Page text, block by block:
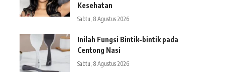
Kesehatan
Sabtu, 8 Agustus 2026
Inilah Fungsi Bintik-bintik pada
Centong Nasi
Sabtu, 8 Agustus 2026